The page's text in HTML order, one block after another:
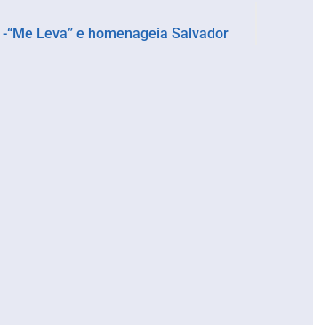
Leva” e homenageia Salvador